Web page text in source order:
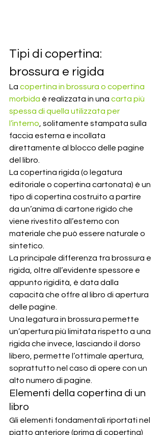
Tipi di copertina:
brossura e rigida
La copertina in brossura o copertina
morbida è realizzata in una carta più
spessa di quella utilizzata per
l’interno , solitamente stampata sulla
faccia esterna e incollata
direttamente al blocco delle pagine
del libro.
La copertina rigida (o legatura
editoriale o copertina cartonata) è un
tipo di copertina costruito a partire
da un’anima di cartone rigido che
viene rivestito all’esterno con
materiale che può essere naturale o
sintetico.
La principale differenza tra brossura e
rigida, oltre all’evidente spessore e
appunto rigidità, è data dalla
capacità che offre al libro di apertura
delle pagine.
Una legatura in brossura permette
un’apertura più limitata rispetto a una
rigida che invece, lasciando il dorso
libero, permette l’ottimale apertura,
soprattutto nel caso di opere con un
alto numero di pagine.
Elementi della copertina di un
libro
Gli elementi fondamentali riportati nel
piatto anteriore (prima di copertina)